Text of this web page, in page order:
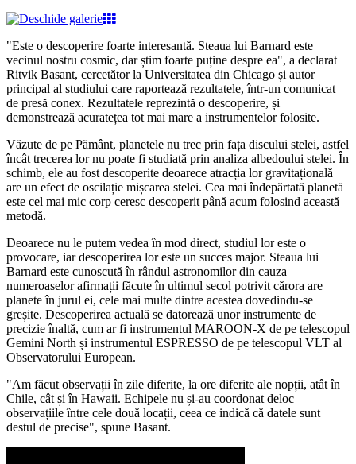
"Este o descoperire foarte interesantă. Steaua lui Barnard este
vecinul nostru cosmic, dar știm foarte puține despre ea", a declarat
Ritvik Basant, cercetător la Universitatea din Chicago și autor
principal al studiului care raportează rezultatele, într-un comunicat
de presă conex. Rezultatele reprezintă o descoperire, și
demonstrează acuratețea tot mai mare a instrumentelor folosite.
Văzute de pe Pământ, planetele nu trec prin fața discului stelei, astfel
încât trecerea lor nu poate fi studiată prin analiza albedoului stelei. În
schimb, ele au fost descoperite deoarece atracția lor gravitațională
are un efect de oscilație mișcarea stelei. Cea mai îndepărtată planetă
este cel mai mic corp ceresc descoperit până acum folosind această
metodă.
Deoarece nu le putem vedea în mod direct, studiul lor este o
provocare, iar descoperirea lor este un succes major. Steaua lui
Barnard este cunoscută în rândul astronomilor din cauza
numeroaselor afirmații făcute în ultimul secol potrivit cărora are
planete în jurul ei, cele mai multe dintre acestea dovedindu-se
greșite. Descoperirea actuală se datorează unor instrumente de
precizie înaltă, cum ar fi instrumentul MAROON-X de pe telescopul
Gemini North și instrumentul ESPRESSO de pe telescopul VLT al
Observatorului European.
"Am făcut observații în zile diferite, la ore diferite ale nopții, atât în
Chile, cât și în Hawaii. Echipele nu și-au coordonat deloc
observațiile între cele două locații, ceea ce indică că datele sunt
destul de precise", spune Basant.